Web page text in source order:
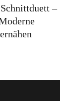
Good
–